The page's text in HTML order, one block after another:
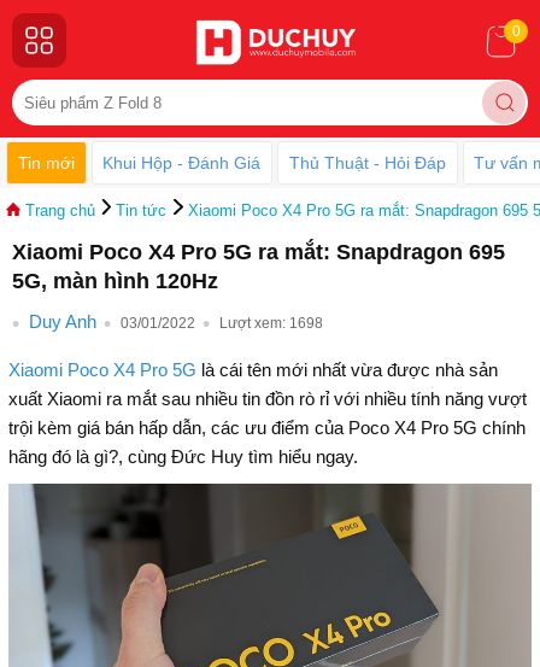
0
Tin mới Khui Hộp - Đánh Giá Thủ Thuật - Hỏi Đáp Tư vấn
Trang chủ Tin tức Xiaomi Poco X4 Pro 5G ra mắt: Snapdragon 695
Xiaomi Poco X4 Pro 5G ra mắt: Snapdragon 695
5G, màn hình 120Hz
Duy Anh 03/01/2022 Lượt xem: 1698
Xiaomi Poco X4 Pro 5G là cái tên mới nhất vừa được nhà sản
xuất Xiaomi ra mắt sau nhiều tin đồn rò rỉ với nhiều tính năng vượt
trội kèm giá bán hấp dẫn, các ưu điểm của Poco X4 Pro 5G chính
hãng đó là gì?, cùng Đức Huy tìm hiểu ngay.